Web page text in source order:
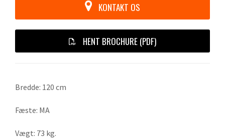
KONTAKT OS
HENT BROCHURE (PDF)
Bredde: 120 cm
Fæste: MA
Vægt: 73 kg.